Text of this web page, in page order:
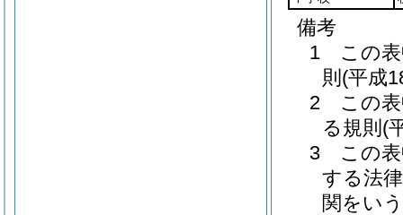
備考
1 この表
則(平成
2 この表
る規則(
3 この表
する法
関をい